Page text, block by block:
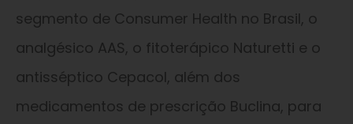
segmento de Consumer Health no Brasil, o
analgésico AAS, o fitoterápico Naturetti e o
antisséptico Cepacol, além dos
medicamentos de prescrição Buclina, para